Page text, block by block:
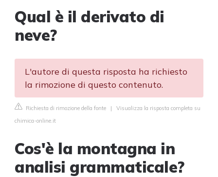
Qual è il derivato di
neve?
L'autore di questa risposta ha richiesto
la rimozione di questo contenuto.
Richiesta di rimozione della fonte | Visualizza la risposta completa su
chimica-online.it
Cos'è la montagna in
analisi grammaticale?